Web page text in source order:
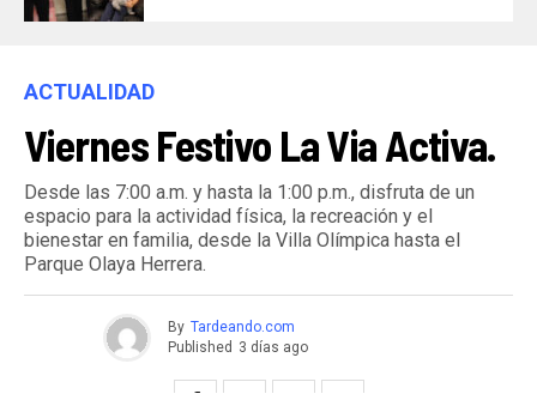
ACTUALIDAD
Viernes Festivo La Via Activa.
Desde las 7:00 a.m. y hasta la 1:00 p.m., disfruta de un
espacio para la actividad física, la recreación y el
bienestar en familia, desde la Villa Olímpica hasta el
Parque Olaya Herrera.
By Tardeando.com
Published 3 días ago